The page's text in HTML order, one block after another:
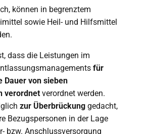
können in begrenztem
sowie Heil- und Hilfsmittel
dass die Leistungen im
für
Dauer von sieben
verordnet verordnet werden.
zur Überbrückung gedacht,
Bezugspersonen in der Lage
bzw. Anschlussversorgung